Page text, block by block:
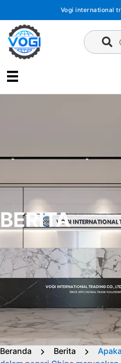
konten
Vogi international
BERITA
Beranda Berita